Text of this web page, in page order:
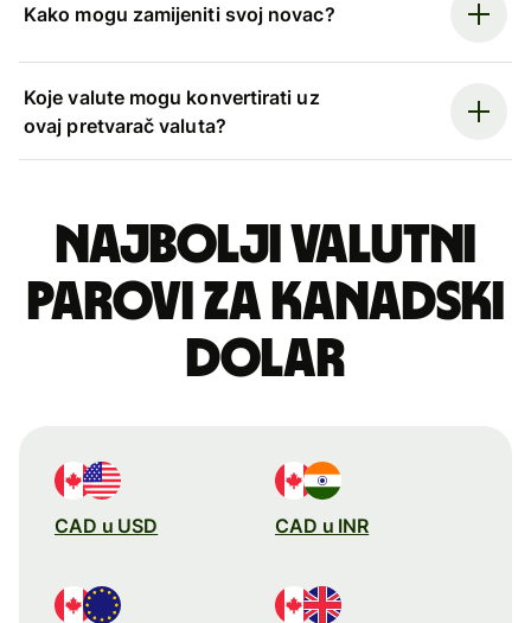
Kako mogu zamijeniti svoj novac?
Koje valute mogu konvertirati uz
ovaj pretvarač valuta?
Najbolji valutni
parovi za kanadski
dolar
CAD u USD CAD u INR